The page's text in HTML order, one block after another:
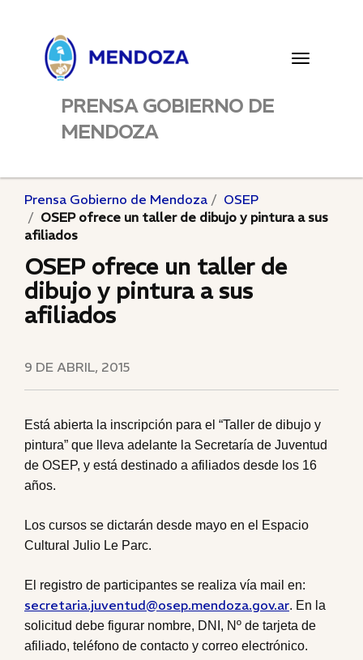
Toggle
PRENSA GOBIERNO DE
MENDOZA
Prensa Gobierno de Mendoza
OSEP
OSEP ofrece un taller de dibujo y pintura a sus
afiliados
OSEP ofrece un taller de
dibujo y pintura a sus
afiliados
9 DE ABRIL, 2015
Está abierta la inscripción para el “Taller de dibujo y
pintura” que lleva adelante la Secretaría de Juventud
de OSEP, y está destinado a afiliados desde los 16
años.
Los cursos se dictarán desde mayo en el Espacio
Cultural Julio Le Parc.
El registro de participantes se realiza vía mail en:
secretaria.juventud@osep.mendoza.gov.ar. En la
solicitud debe figurar nombre, DNI, Nº de tarjeta de
afiliado, teléfono de contacto y correo electrónico.